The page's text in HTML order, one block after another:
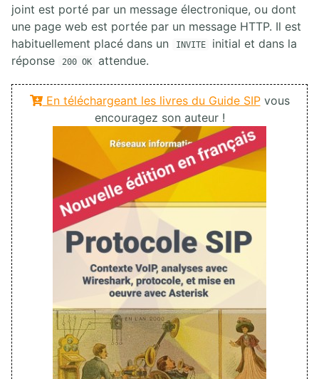
joint est porté par un message électronique, ou dont
une page web est portée par un message HTTP. Il est
habituellement placé dans un
INVITE
initial et dans la
réponse
200 OK attendue.
En téléchargeant les livres du Guide SIPvous
encouragez son auteur !